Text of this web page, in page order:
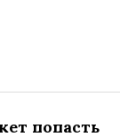
попасть